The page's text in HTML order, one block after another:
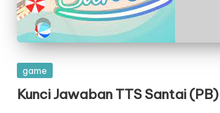
Posted
game
Kunci Jawaban TTS Santai